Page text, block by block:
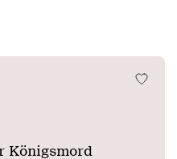
apokalyptische Kritik an der
der Menschen und ihrer
Königsmord